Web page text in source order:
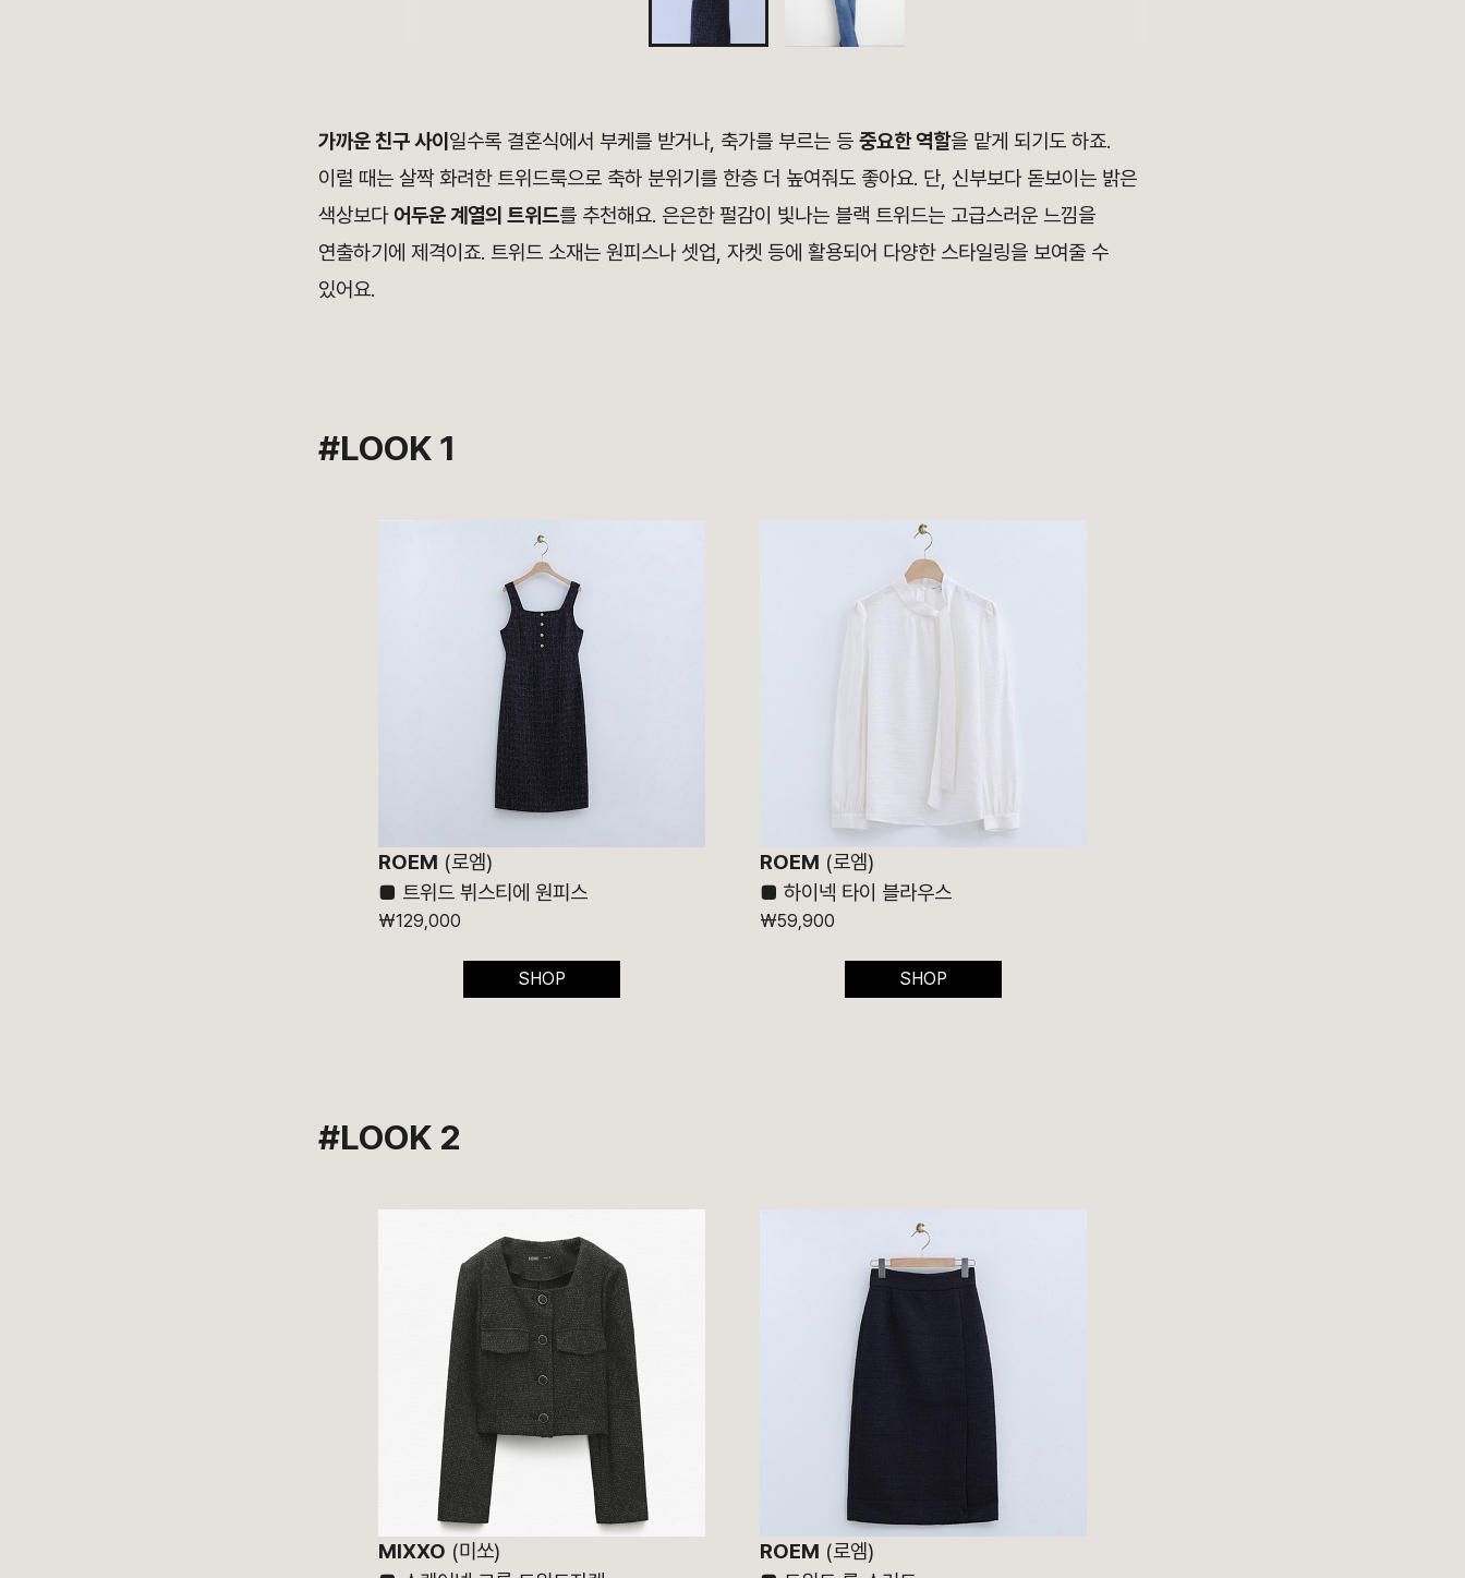
가까운 친구 사이 일수록 결혼식에서 부케를 받거나, 축가를 부르는 등 중요한 역할을 맡게 되기도 하죠.
이럴 때는 살짝 화려한 트위드룩으로 축하 분위기를 한층 더 높여줘도 좋아요. 단, 신부보다 돋보이는 밝은
색상보다 어두운 계열의 트위드를 추천해요. 은은한 펄감이 빛나는 블랙 트위드는 고급스러운 느낌을
연출하기에 제격이죠. 트위드 소재는 원피스나 셋업, 자켓 등에 활용되어 다양한 스타일링을 보여줄 수
있어요.
#LOOK 1
ROEM (로엠)
■ 트위드 뷔스티에 원피스
₩129,000
SHOP
ROEM (로엠)
■ 하이넥 타이 블라우스
₩59,900
SHOP
#LOOK 2
MIXXO (미쏘)
ROEM (로엠)